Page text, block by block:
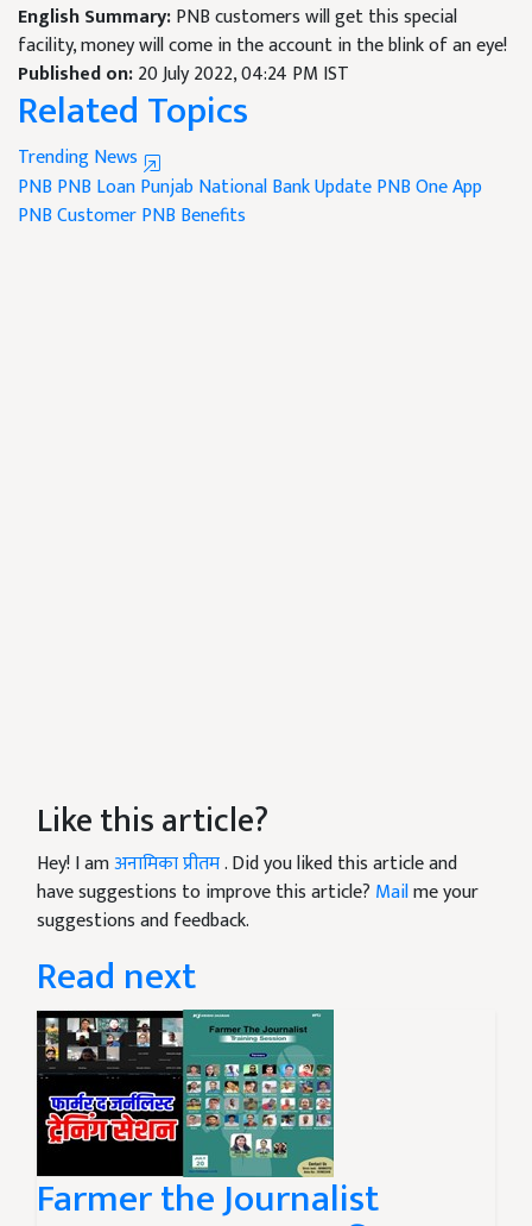
English Summary:PNB customers will get this special
facility, money will come in the account in the blink of an eye!
Published on:20 July 2022, 04:24 PM IST
Related Topics
Trending News
PNB PNB LoanPunjab National Bank UpdatePNB One App
PNB CustomerPNB Benefits
Like this article?
Hey! I amअनामिका प्रीतम. Did you liked this article and
have suggestions to improve this article? Mailme your
suggestions and feedback.
Read next
Farmer the Journalist